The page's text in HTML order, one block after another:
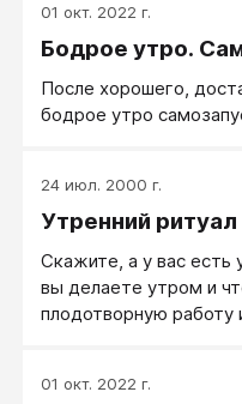
01 окт. 2022 г.
Бодрое утро.
После хорошего,
бодрое утро
24 июл. 2000 г.
Утренний ритуал
Скажите, а у вас есть
вы делаете утром и
плодотворную работу
01 окт. 2022 г.